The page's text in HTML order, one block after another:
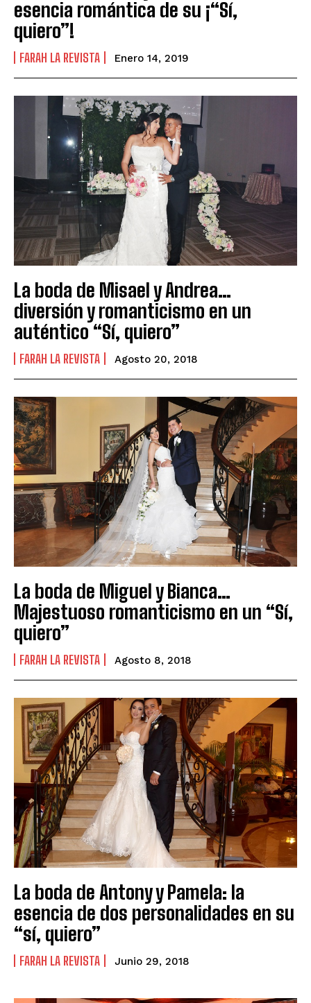
esencia romántica de su ¡“Sí,
quiero”!
FARAH LA REVISTA Enero 14, 2019
La boda de Misael y Andrea…
diversión y romanticismo en un
auténtico “Sí, quiero”
FARAH LA REVISTA Agosto 20, 2018
La boda de Miguel y Bianca…
Majestuoso romanticismo en un “Sí,
quiero”
FARAH LA REVISTA Agosto 8, 2018
La boda de Antony y Pamela: la
esencia de dos personalidades en su
“sí, quiero”
FARAH LA REVISTA Junio 29, 2018